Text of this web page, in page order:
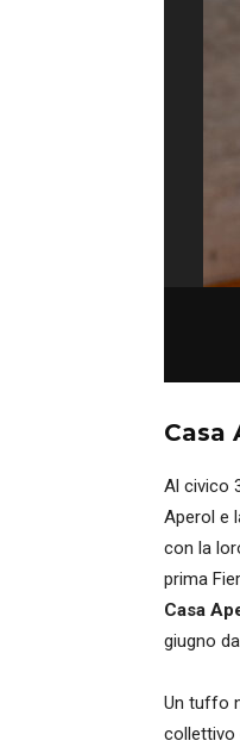
Casa
Al civico
Aperol e
con la
prima
Casa
giugno
Un tuffo
collettivo